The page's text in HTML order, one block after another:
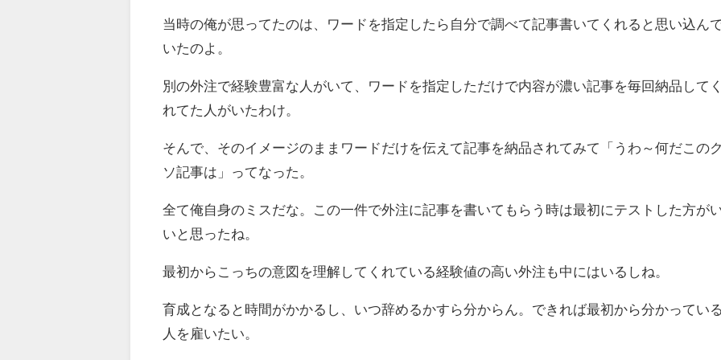
当時の俺が思ってたのは、ワードを指定したら自分で調べて記事書いてくれると思い込ん
いたのよ。
別の外注で経験豊富な人がいて、ワードを指定しただけで内容が濃い記事を毎回納品してく
れてた人がいたわけ。
そんで、そのイメージのままワードだけを伝えて記事を納品されてみて「うわ～何だこのク
ソ記事は」ってなった。
全て俺自身のミスだな。この一件で外注に記事を書いてもらう時は最初にテストした方が
いと思ったね。
最初からこっちの意図を理解してくれている経験値の高い外注も中にはいるしね。
育成となると時間がかかるし、いつ辞めるかすら分からん。できれば最初から分かっている
人を雇いたい。